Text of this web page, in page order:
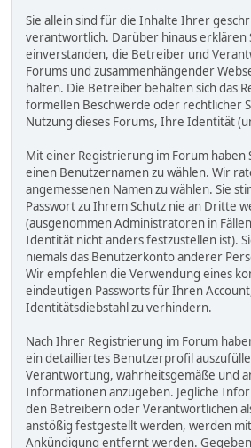
Sie allein sind für die Inhalte Ihrer
verantwortlich. Darüber hinaus erklären
einverstanden, die Betreiber und
Forums und zusammenhängender
halten. Die Betreiber behalten sich das
formellen Beschwerde oder rechtlicher
Nutzung dieses Forums, Ihre Identität
Mit einer Registrierung im Forum haben
einen Benutzernamen zu wählen. Wir
angemessenen Namen zu wählen. Sie
Passwort zu Ihrem Schutz nie an Dritte
(ausgenommen Administratoren in
Identität nicht anders festzustellen ist).
niemals das Benutzerkonto anderer
Wir empfehlen die Verwendung eines
eindeutigen Passworts für Ihren
Identitätsdiebstahl zu verhindern.
Nach Ihrer Registrierung im Forum
ein detailliertes Benutzerprofil
Verantwortung, wahrheitsgemäße und
Informationen anzugeben. Jegliche
den Betreibern oder Verantwortlichen
anstößig festgestellt werden, werden
Ankündigung entfernt werden.